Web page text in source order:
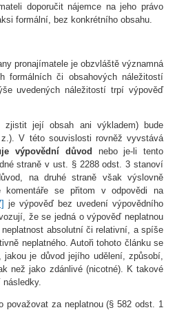
doporučit nájemce na jeho právo
formální, bez konkrétního obsahu.
pronajímatele je obzvláště významná
formálních či obsahových náležitostí
uvedených náležitostí trpí výpověď
její obsah ani výkladem) bude
V této souvislosti rovněž vyvstává
výpovědní důvod nebo je-li tento
straně v ust. § 2288 odst. 3 stanoví
na druhé straně však výslovně
komentáře se přitom v odpovědi na
je výpověď bez uvedení výpovědního
že se jedná o výpověď neplatnou
absolutní či relativní, a spíše
neplatného. Autoři tohoto článku se
je důvod jejího udělení, způsobí,
než jako zdánlivé (nicotné). K takové
za neplatnou (§ 582 odst. 1